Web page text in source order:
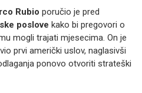
Rubio poručio je pred
poslove kako bi pregovori o
mogli trajati mjesecima. On je
prvi američki uslov, naglasivši
ponovo otvoriti strateški